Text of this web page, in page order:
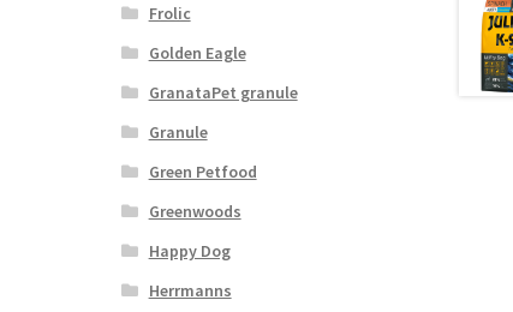
Frolic
Golden Eagle
GranataPet granule
Granule
Green Petfood
Greenwoods
Happy Dog
Herrmanns